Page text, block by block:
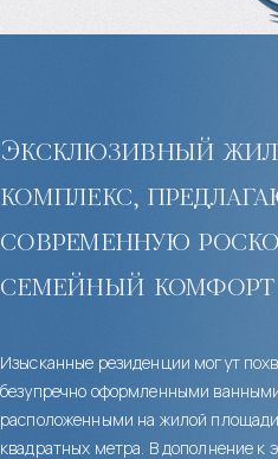
Эксклюзивный
комплекс,
современную
семейный комфорт
Изысканные резиденции могут
безупречно оформленными
расположенными на жилой
квадратных метра. В дополнение к